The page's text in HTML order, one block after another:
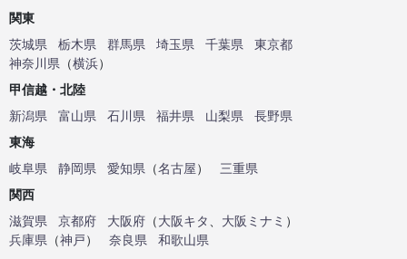
関東
茨城県
栃木県 群馬県 埼玉県 千葉県
東京都
神奈川県 （横浜）
甲信越・北陸
新潟県
富山県 石川県 福井県 山梨県
長野県
東海
岐阜県
静岡県 愛知県 （名古屋）
三重県
関西
滋賀県
京都府 大阪府 （大阪キタ 大阪ミナミ ）
兵庫県 （神戸） 奈良県
和歌山県